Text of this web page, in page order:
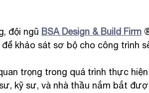
đội ngũ BSA Design & Build Firm
khảo sát sơ bộ cho công trình
trọng trong quá trình thực
kỹ sư, và nhà thầu nắm bắt